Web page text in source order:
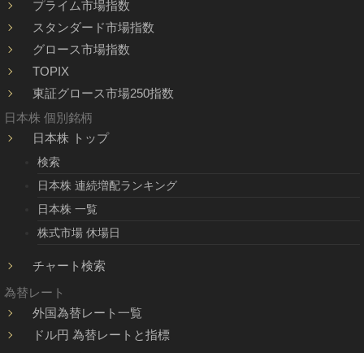
プライム市場指数
スタンダード市場指数
グロース市場指数
TOPIX
東証グロース市場250指数
日本株 個別銘柄
日本株 トップ
検索
日本株 連続増配ランキング
日本株 一覧
株式市場 休場日
チャート検索
為替レート
外国為替レート一覧
ドル円 為替レートと指標